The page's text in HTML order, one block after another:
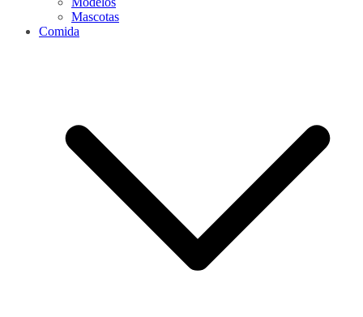
Mascotas
Comida